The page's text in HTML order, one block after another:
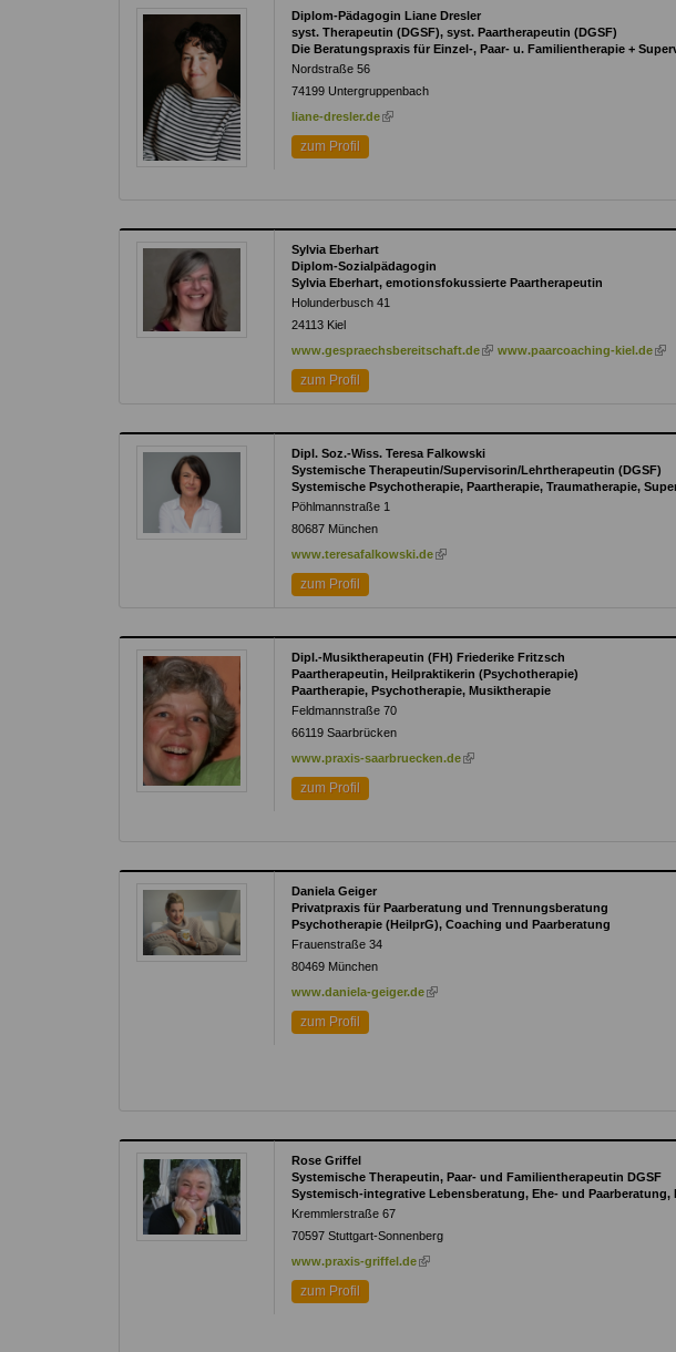
Diplom-Pädagogin Liane Dresler
syst. Therapeutin (DGSF), syst. Paartherapeutin (DGSF)
Die Beratungspraxis für Einzel-, Paar- u. Familientherapie +
Nordstraße 56
74199 Untergruppenbach
liane-dresler.de (link
zum Profil
Sylvia Eberhart
Diplom-Sozialpädagogin
Sylvia Eberhart, emotionsfokussierte Paartherapeutin
Holunderbusch 41
24113 Kiel
www.gespraechsbereitschaft.de (linkwww.paarcoaching-kiel.de (link
zum Profil
Dipl. Soz.-Wiss. Teresa Falkowski
Systemische Therapeutin/Supervisorin/Lehrtherapeutin (DGSF)
Systemische Psychotherapie, Paartherapie, Traumatherapie,
Pöhlmannstraße 1
80687 München
www.teresafalkowski.de (link
zum Profil
Dipl.-Musiktherapeutin (FH) Friederike Fritzsch
Paartherapeutin, Heilpraktikerin (Psychotherapie)
Paartherapie, Psychotherapie, Musiktherapie
Feldmannstraße 70
66119 Saarbrücken
www.praxis-saarbruecken.de (link
zum Profil
Daniela Geiger
Privatpraxis für Paarberatung und Trennungsberatung
Psychotherapie (HeilprG), Coaching und Paarberatung
Frauenstraße 34
80469 München
www.daniela-geiger.de (link
zum Profil
Rose Griffel
Systemische Therapeutin, Paar- und Familientherapeutin DGSF
Systemisch-integrative Lebensberatung, Ehe- und Paarberatung,
Kremmlerstraße 67
70597 Stuttgart-Sonnenberg
www.praxis-griffel.de (link
zum Profil